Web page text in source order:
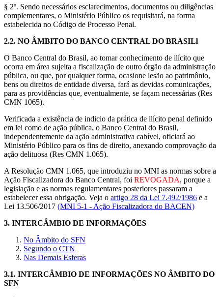
§ 2º. Sendo necessários esclarecimentos, documentos ou diligências
complementares, o Ministério Público os requisitará, na forma
estabelecida no Código de Processo Penal.
2.2. NO ÂMBITO DO BANCO CENTRAL DO BRASILl
O Banco Central do Brasil, ao tomar conhecimento de ilícito que
ocorra em área sujeita a fiscalização de outro órgão da administração
pública, ou que, por qualquer forma, ocasione lesão ao patrimônio,
bens ou direitos de entidade diversa, fará as devidas comunicações,
para as providências que, eventualmente, se façam necessárias (Res
CMN 1065).
Verificada a existência de indicio da prática de ilícito penal definido
em lei como de ação pública, o Banco Central do Brasil,
independentemente da ação administrativa cabível, oficiará ao
Ministério Público para os fins de direito, anexando comprovação da
ação delituosa (Res CMN 1.065).
A Resolução CMN 1.065, que introduziu no MNI as normas sobre a
Ação Fiscalizadora do Banco Central, foi REVOGADA, porque a
legislação e as normas regulamentares posteriores passaram a
estabelecer essa obrigação. Veja o artigo 28 da Lei 7.492/1986 e a
Lei 13.506/2017 (MNI 5-1 - Ação Fiscalizadora do BACEN)
3. INTERCÂMBIO DE INFORMAÇÕES
No Âmbito do SFN
Segundo o CTN
Nas Demais Esferas
3.1. INTERCÂMBIO DE INFORMAÇÕES NO ÂMBITO DO
SFN